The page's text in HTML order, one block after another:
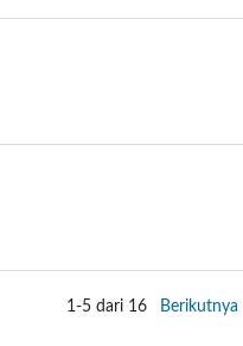
1-5 dari 16 Berikutnya